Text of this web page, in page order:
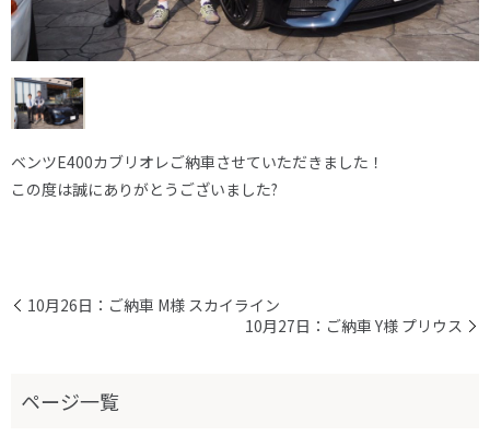
ベンツE400カブリオレご納車させていただきました！
この度は誠にありがとうございました?
10月26日：ご納車 M様 スカイライン
10月27日：ご納車 Y様 プリウス